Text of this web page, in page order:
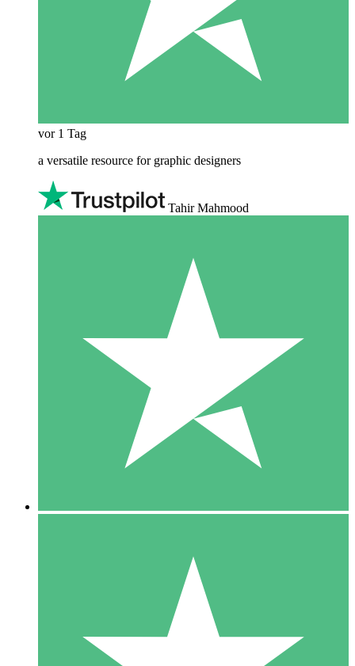
vor 1 Tag
a versatile resource for graphic designers
Tahir Mahmood